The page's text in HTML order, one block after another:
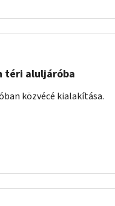
téri aluljáróba
közvécé kialakítása.